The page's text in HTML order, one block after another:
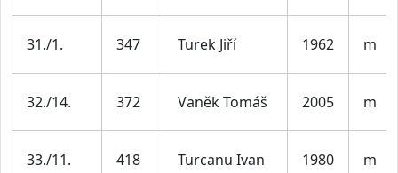
31./1. 347 Turek Jiří 1962 m
32./14. 372 Vaněk Tomáš 2005 m
33./11. 418 Turcanu Ivan 1980 m